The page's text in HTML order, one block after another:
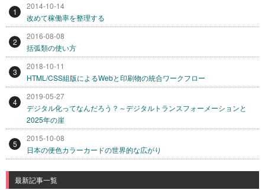
1
2014-10-14
改めて稼働率を整理する
2
2016-08-08
括弧類の使い方
3
2018-10-11
HTML/CSS組版によるWebと印刷物の統合ワークフロー
4
2019-05-27
デジタル化ってなんだろう？～デジタルトランスフォーメーションと
2025年の崖
5
2015-10-08
日本の便色カラーカードの世界的な広がり
最新記事一覧